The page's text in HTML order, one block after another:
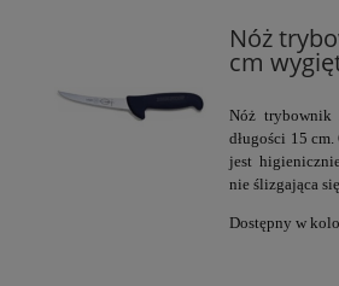
Nóż
cm
Nóż trybownik
długości 15
jest
nie ślizgająca
Dostępny w